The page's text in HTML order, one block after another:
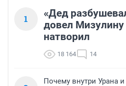
1
«Дед
довел
натворил
18 164 14
Почему внутри Урана